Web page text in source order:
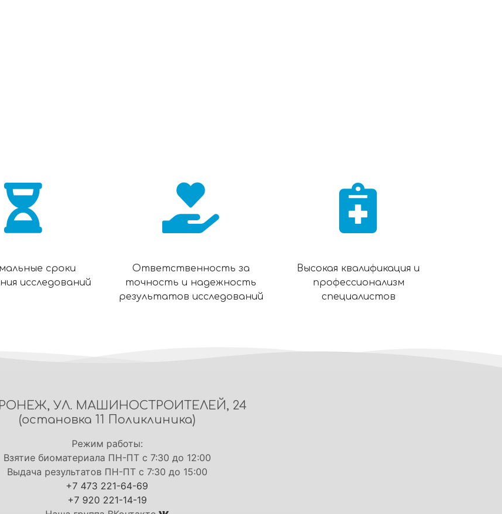
сроки
исследований
Ответственность за
точность и надежность
результатов исследований
Высокая квалификация и
профессионализм
специалистов
УЛ. МАШИНОСТРОИТЕЛЕЙ, 24
(остановка 11 Поликлиника)
Режим работы:
Взятие биоматериала ПН-ПТ с 7:30 до 12:00
Выдача результатов ПН-ПТ с 7:30 до 15:00
+7 473 221-64-69
+7 920 221-14-19